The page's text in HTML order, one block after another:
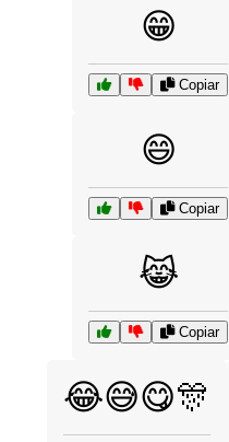
😁
Copiar
😄
Copiar
😹
Copiar
😂😅😋🎊